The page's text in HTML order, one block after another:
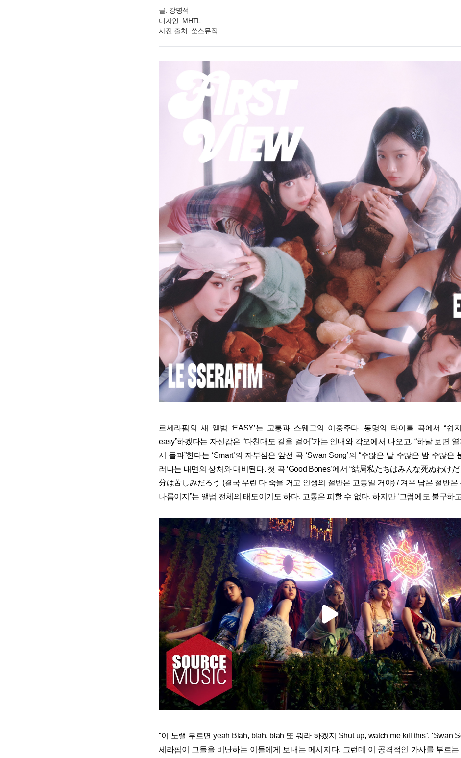
글. 강명석
디자인. MHTL
사진 출처. 쏘스뮤직
르세라핌의 새 앨범 ‘EASY’는 고통과 스웨그의 이중주다. 동명의 타이틀 곡에서 “쉽
easy”하겠다는 자신감은 “다친대도 길을 걸어”가는 인내와 각오에서 나오고, “하날 보면
서 돌파”한다는 ‘Smart’의 자부심은 앞선 곡 ‘Swan Song’의 “수많은 날 수많은 밤 수많은
러나는 내면의 상처와 대비된다. 첫 곡 ‘Good Bones’에서 “結局私たちはみんな死ぬわけ
分は苦しみだろう (결국 우린 다 죽을 거고 인생의 절반은 고통일 거야) / 겨우 남은 절반은
나름이지”는 앨범 전체의 태도이기도 하다. 고통은 피할 수 없다. 하지만 ‘그럼에도 불구하고
“이 노랠 부르면 yeah Blah, blah, blah 또 뭐라 하겠지 Shut up, watch me kill this”. ‘Swan
세라핌이 그들을 비난하는 이들에게 보내는 메시지다. 그런데 이 공격적인 가사를 부르는